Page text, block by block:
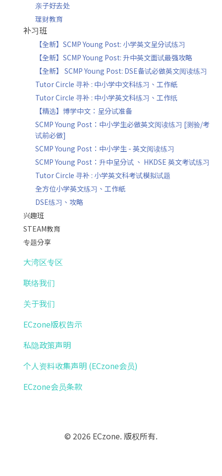
亲子好去处
理财教育
补习班
【全新】SCMP Young Post: 小学英文呈分试练习
【全新】SCMP Young Post: 升中英文面试最强攻略
【全新】 SCMP Young Post: DSE备试必做英文阅读练习
Tutor Circle 寻补 : 中小学中文科练习、工作紙
Tutor Circle 寻补 : 中小学英文科练习、工作纸
【精选】博学中文：呈分试准备
SCMP Young Post：中小学生必做英文阅读练习 [测验/考
试前必做]
SCMP Young Post：中小学生 - 英文阅读练习
SCMP Young Post：升中呈分试 、 HKDSE 英文考试练习
Tutor Circle 寻补 : 小学英文科考试模拟试题
全方位小学英文练习、工作紙
DSE练习、攻略
兴趣班
STEAM教育
专题分享
大湾区专区
联络我们
关于我们
ECzone版权告示
私隐政策声明
个人资料收集声明 (ECzone会员)
ECzone会员条款
© 2026 ECzone. 版权所有.